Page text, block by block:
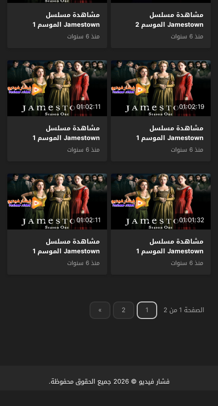
مشاهدة مسلسل
Jamestown الموسم 2
الحلقة 1 مترجم
منذ 6 سنوات
مشاهدة مسلسل
Jamestown الموسم 1
الحلقة 8 والاخيرة مترجم
منذ 6 سنوات
01:02:19
مشاهدة مسلسل
Jamestown الموسم 1
الحلقة 7 مترجم
منذ 6 سنوات
01:02:11
مشاهدة مسلسل
Jamestown الموسم 1
الحلقة 6 مترجم
منذ 6 سنوات
01:01:32
مشاهدة مسلسل
Jamestown الموسم 1
الحلقة 5 مترجم
منذ 6 سنوات
01:02:11
مشاهدة مسلسل
Jamestown الموسم 1
الحلقة 4 مترجم
منذ 6 سنوات
الصفحة 1 من 2 1
2
»
فشار فيديو © 2026 جميع الحقوق محفوظة.